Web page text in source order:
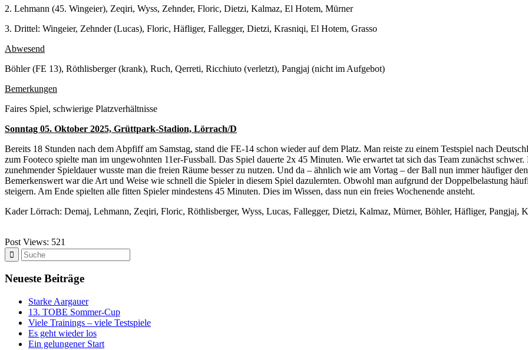
2. Lehmann (45. Wingeier), Zeqiri, Wyss, Zehnder, Floric, Dietzi, Kalmaz, El Hotem, Mürner
3. Drittel: Wingeier, Zehnder (Lucas), Floric, Häfliger, Fallegger, Dietzi, Krasniqi, El Hotem, Grasso
Abwesend
Böhler (FE 13), Röthlisberger (krank), Ruch, Qerreti, Ricchiuto (verletzt), Pangjaj (nicht im Aufgebot)
Bemerkungen
Faires Spiel, schwierige Platzverhältnisse
Sonntag 05. Oktober 2025, Grüttpark-Stadion, Lörrach/D
Bereits 18 Stunden nach dem Abpfiff am Samstag, stand die FE-14 schon wieder auf dem Platz. Man reiste zu einem Testspiel nach
zum Footeco spielte man im ungewohnten 11er-Fussball. Das Spiel dauerte 2x 45 Minuten. Wie erwartet tat sich das Team zunächst
zunehmender Spieldauer wusste man die freien Räume besser zu nutzen. Und da – ähnlich wie am Vortag – der Ball nun immer häufiger
Bemerkenswert war die Art und Weise wie schnell die Spieler in diesem Spiel dazulernten. Obwohl man aufgrund der Doppelbelastung
steigern. Am Ende spielten alle fitten Spieler mindestens 45 Minuten. Dies im Wissen, dass nun ein freies Wochenende ansteht.
Kader Lörrach: Demaj, Lehmann, Zeqiri, Floric, Röthlisberger, Wyss, Lucas, Fallegger, Dietzi, Kalmaz, Mürner, Böhler, Häfliger, Pangjaj,
Post Views: 521
Neueste Beiträge
Starke Aargauer
13. TOBE Sommer-Cup
Viele Trainings – viele Testspiele
Es geht wieder los
Ein gelungener Start